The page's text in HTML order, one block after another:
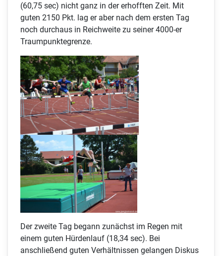
(60,75 sec) nicht ganz in der erhofften Zeit. Mit
guten 2150 Pkt. lag er aber nach dem ersten Tag
noch durchaus in Reichweite zu seiner 4000-er
Traumpunktegrenze.
Der zweite Tag begann zunächst im Regen mit
einem guten Hürdenlauf (18,34 sec). Bei
anschließend guten Verhältnissen gelangen Diskus